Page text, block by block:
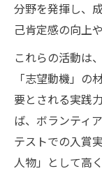
分野を発揮し、
己肯定感の向上
これらの活動は
「志望動機」の
要とされる実践
ば、ボランティ
テストでの入賞
人物」として高